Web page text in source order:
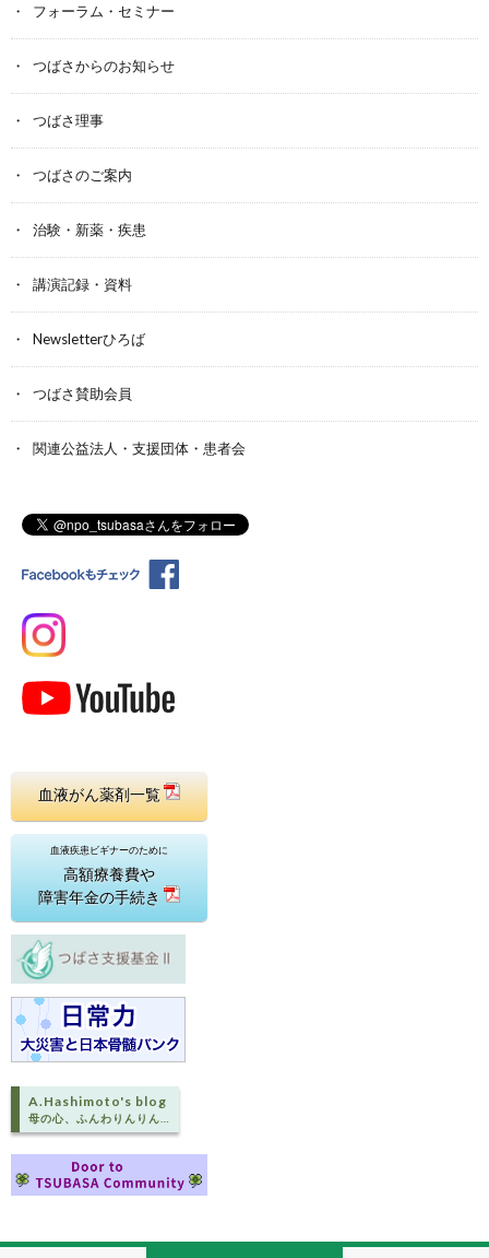
フォーラム・セミナー
つばさからのお知らせ
つばさ理事
つばさのご案内
治験・新薬・疾患
講演記録・資料
Newsletterひろば
つばさ賛助会員
関連公益法人・支援団体・患者会
血液がん薬剤一覧
血液疾患ビギナーのために
高額療養費や
障害年金の手続き
A.Hashimoto's blog
母の心、ふんわりんりん…